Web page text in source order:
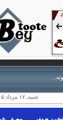
شنبه, ۱۷ مرداد ۱۴۰۵